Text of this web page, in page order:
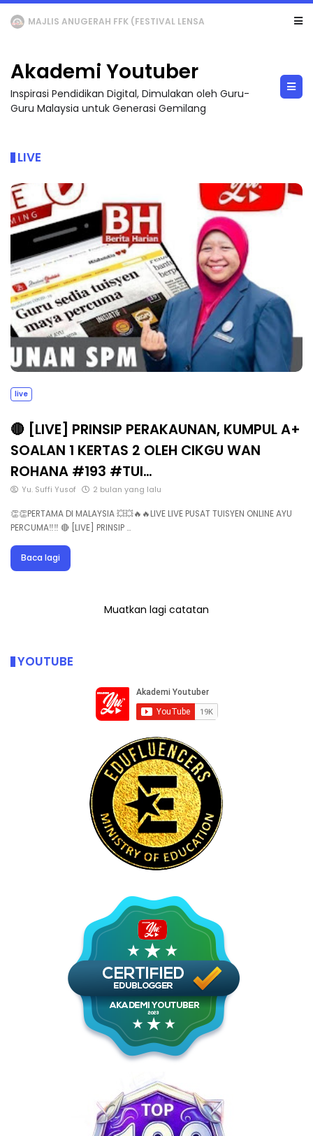
MAJLIS ANUGERAH FFK (FESTIVAL LENSA PENDIDIKAN - FLeP) 2026
Akademi Youtuber
Inspirasi Pendidikan Digital, Dimulakan oleh Guru-
Guru Malaysia untuk Generasi Gemilang
LIVE
live
🔴 [LIVE] PRINSIP PERAKAUNAN, KUMPUL A+
SOALAN 1 KERTAS 2 OLEH CIKGU WAN
ROHANA #193 #TUI…
Yu. Suffi Yusof 2 bulan yang lalu
👏👏PERTAMA DI MALAYSIA 💥💥🔥🔥LIVE LIVE PUSAT TUISYEN ONLINE AYU
PERCUMA‼️‼️ 🔴 [LIVE] PRINSIP …
Baca lagi
Muatkan lagi catatan
YOUTUBE